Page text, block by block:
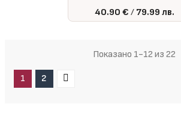
40.90 € 79.99 лв.
Показано 1-12 из 22
1 2